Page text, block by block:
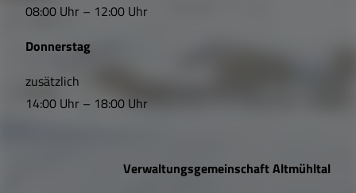
n
k
s
08:00 Uhr – 12:00 Uhr
Donnerstag
zusätzlich
14:00 Uhr – 18:00 Uhr
Verwaltungsgemeinschaft Altmühltal